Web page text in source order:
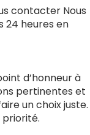
contacter Nous
24 heures en
d’honneur à
pertinentes et
un choix juste.